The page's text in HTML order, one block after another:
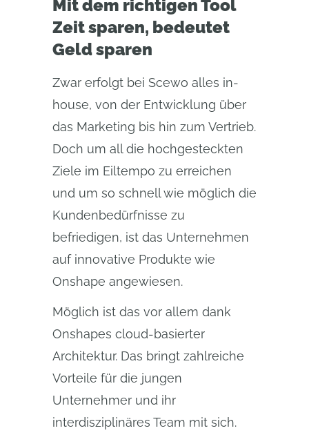
Mit dem richtigen Tool
Zeit sparen, bedeutet
Geld sparen
Zwar erfolgt bei Scewo alles in-
house, von der Entwicklung über
das Marketing bis hin zum Vertrieb.
Doch um all die hochgesteckten
Ziele im Eiltempo zu erreichen
und um so schnell wie möglich die
Kundenbedürfnisse zu
befriedigen, ist das Unternehmen
auf innovative Produkte wie
Onshape angewiesen.
Möglich ist das vor allem dank
Onshapes cloud-basierter
Architektur. Das bringt zahlreiche
Vorteile für die jungen
Unternehmer und ihr
interdisziplinäres Team mit sich.